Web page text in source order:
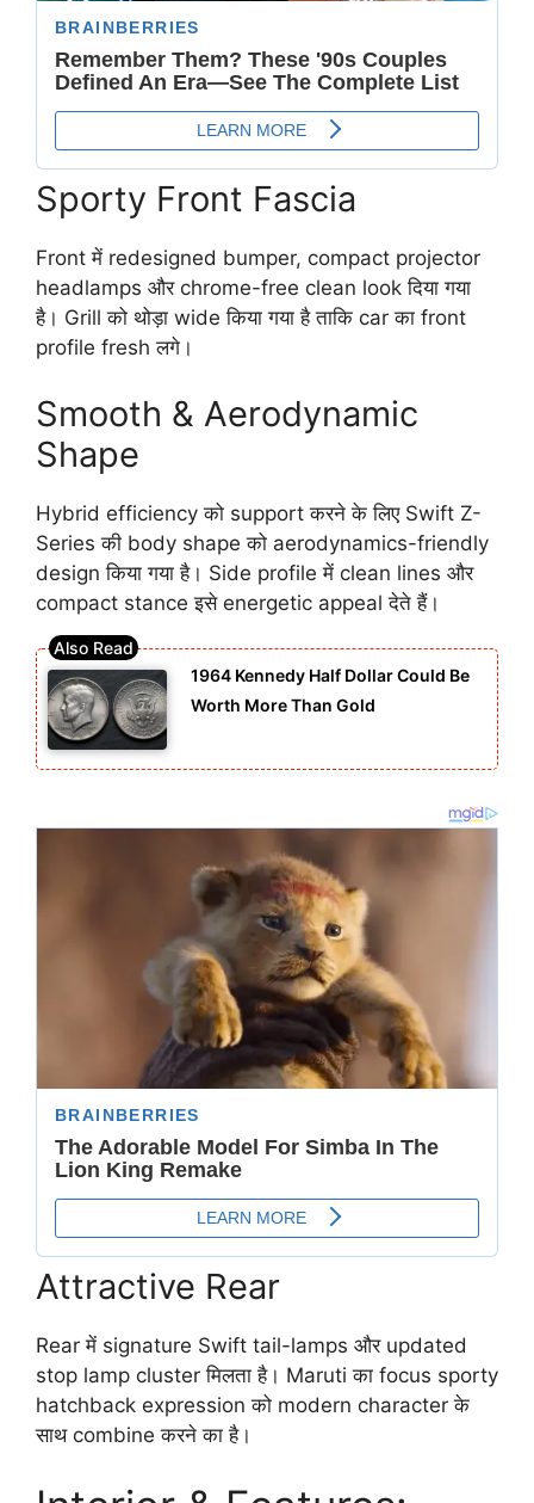
Sporty Front Fascia
Front में redesigned bumper, compact projector
headlamps और chrome-free clean look दिया गया
है। Grill को थोड़ा wide किया गया है ताकि car का front
profile fresh लगे।
Smooth & Aerodynamic
Shape
Hybrid efficiency को support करने के लिए Swift Z-
Series की body shape को aerodynamics-friendly
design किया गया है। Side profile में clean lines और
compact stance इसे energetic appeal देते हैं।
1964 Kennedy Half Dollar Could Be
Worth More Than Gold
Attractive Rear
Rear में signature Swift tail-lamps और updated
stop lamp cluster मिलता है। Maruti का focus sporty
hatchback expression को modern character के
साथ combine करने का है।